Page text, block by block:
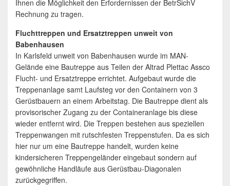
Ihnen die Möglichkeit den Erfordernissen der BetrSichV
Rechnung zu tragen.
Fluchttreppen und Ersatztreppen unweit von
Babenhausen
In Karlsfeld unweit von Babenhausen wurde im MAN-
Gelände eine Bautreppe aus Teilen der Altrad Plettac Assco
Flucht- und Ersatztreppe errichtet. Aufgebaut wurde die
Treppenanlage samt Laufsteg vor den Containern von 3
Gerüstbauern an einem Arbeitstag. Die Bautreppe dient als
provisorischer Zugang zu der Containeranlage bis diese
wieder entfernt wird. Die Treppen bestehen aus speziellen
Treppenwangen mit rutschfesten Treppenstufen. Da es sich
hier nur um eine Bautreppe handelt, wurden keine
kindersicheren Treppengeländer eingebaut sondern auf
gewöhnliche Handläufe aus Gerüstbau-Diagonalen
zurückgegriffen.